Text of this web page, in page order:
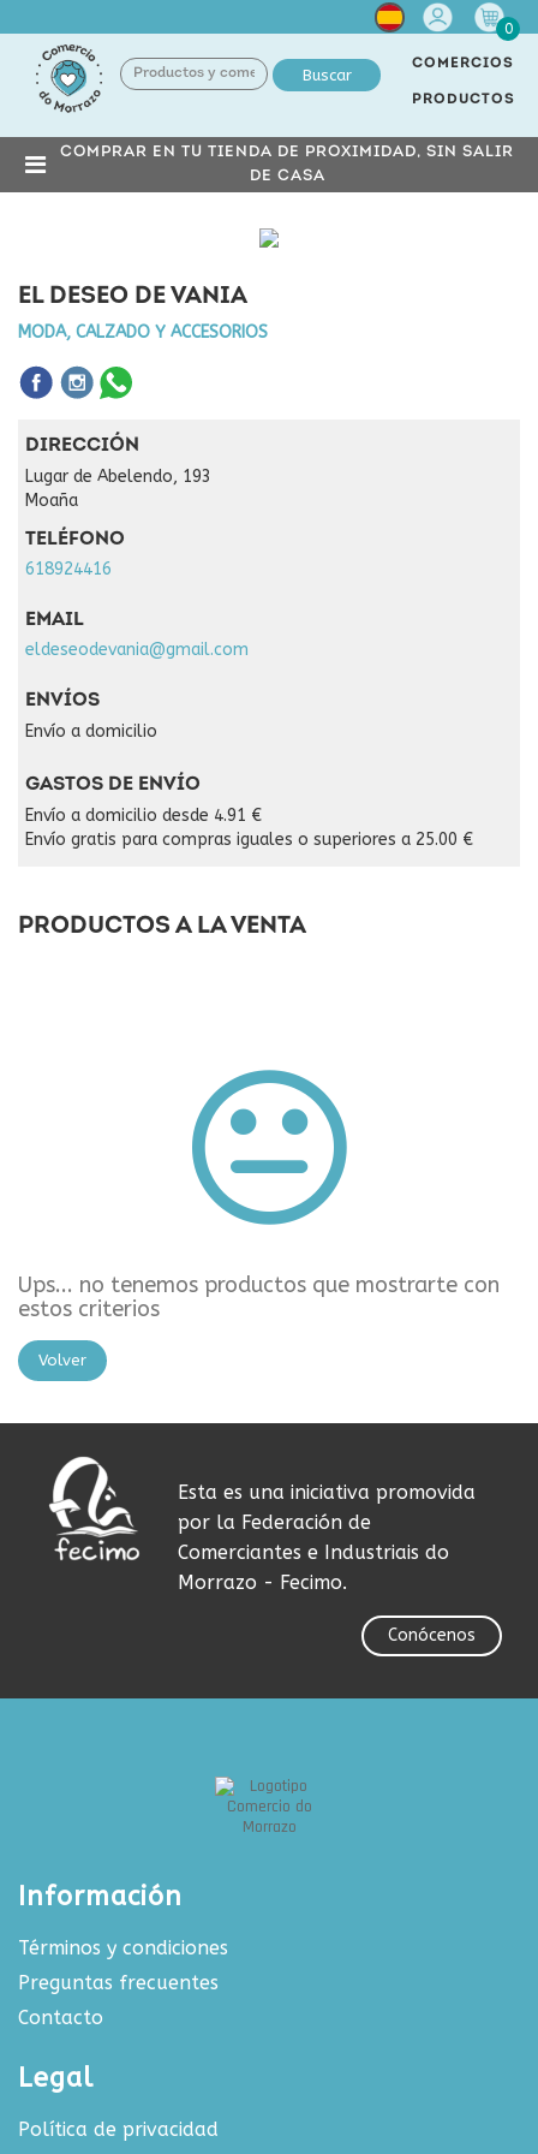
Cuenta
0
Buscar
COMERCIOS
PRODUCTOS
COMPRAR EN TU TIENDA DE PROXIMIDAD, SIN SALIR
DE CASA
EL DESEO DE VANIA
MODA, CALZADO Y ACCESORIOS
DIRECCIÓN
Lugar de Abelendo, 193
Moaña
TELÉFONO
618924416
EMAIL
eldeseodevania@gmail.com
ENVÍOS
Envío a domicilio
GASTOS DE ENVÍO
Envío a domicilio desde 4.91 €
Envío gratis para compras iguales o superiores a 25.00 €
PRODUCTOS A LA VENTA
Ups... no tenemos productos que mostrarte con
estos criterios
Volver
Esta es una iniciativa promovida
por la Federación de
Comerciantes e Industriais do
Morrazo - Fecimo.
Conócenos
Información
Términos y condiciones
Preguntas frecuentes
Contacto
Legal
Política de privacidad